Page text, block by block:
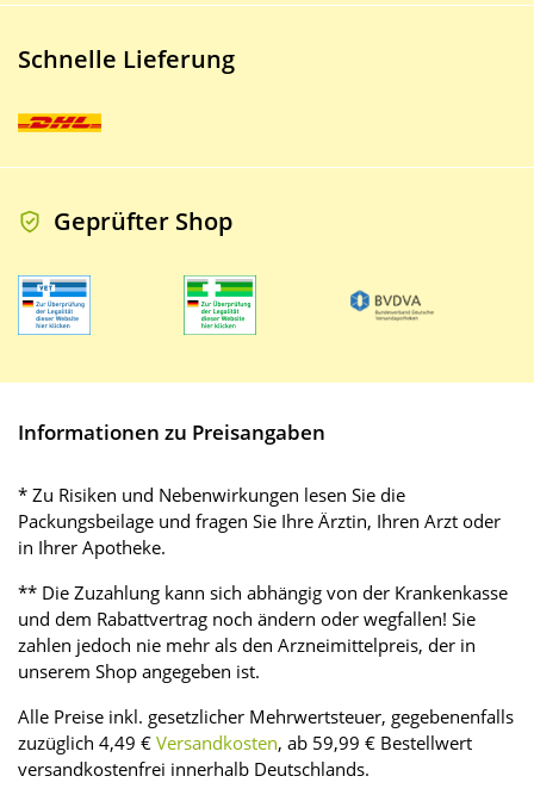
Schnelle Lieferung
Geprüfter Shop
Informationen zu Preisangaben
* Zu Risiken und Nebenwirkungen lesen Sie die
Packungsbeilage und fragen Sie Ihre Ärztin, Ihren Arzt oder
in Ihrer Apotheke.
** Die Zuzahlung kann sich abhängig von der Krankenkasse
und dem Rabattvertrag noch ändern oder wegfallen! Sie
zahlen jedoch nie mehr als den Arzneimittelpreis, der in
unserem Shop angegeben ist.
Alle Preise inkl. gesetzlicher Mehrwertsteuer, gegebenenfalls
zuzüglich 4,49 € Versandkosten, ab 59,99 € Bestellwert
versandkostenfrei innerhalb Deutschlands.